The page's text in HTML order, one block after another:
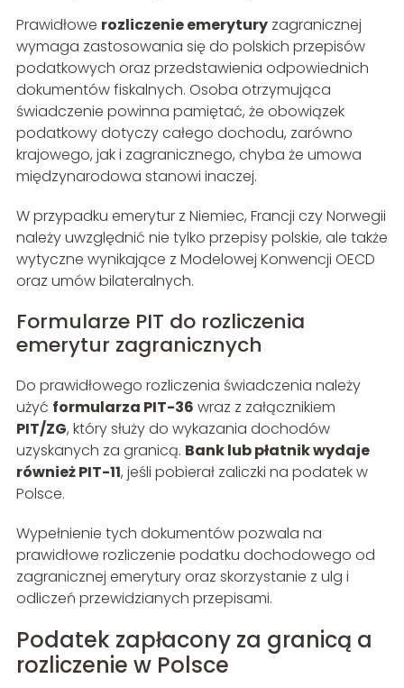
Prawidłowe rozliczenie emeryturyzagranicznej
wymaga zastosowania się do polskich przepisów
podatkowych oraz przedstawienia odpowiednich
dokumentów fiskalnych. Osoba otrzymująca
świadczenie powinna pamiętać, że obowiązek
podatkowy dotyczy całego dochodu, zarówno
krajowego, jak i zagranicznego, chyba że umowa
międzynarodowa stanowi inaczej.
W przypadku emerytur z Niemiec, Francji czy Norwegii
należy uwzględnić nie tylko przepisy polskie, ale także
wytyczne wynikające z Modelowej Konwencji OECD
oraz umów bilateralnych.
Formularze PIT do rozliczenia
emerytur zagranicznych
Do prawidłowego rozliczenia świadczenia należy
użyć formularza PIT-36 wraz z załącznikiem
PIT/ZG, który służy do wykazania dochodów
uzyskanych za granicą. Bank lub płatnik wydaje
również PIT-11, jeśli pobierał zaliczki na podatek w
Polsce.
Wypełnienie tych dokumentów pozwala na
prawidłowe rozliczenie podatku dochodowego od
zagranicznej emerytury oraz skorzystanie z ulg i
odliczeń przewidzianych przepisami.
Podatek zapłacony za granicą a
rozliczenie w Polsce